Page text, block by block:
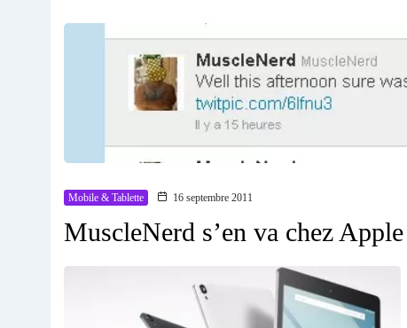
Mobile & Tablette 16 septembre 2011
MuscleNerd s’en va chez